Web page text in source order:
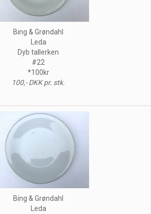
Bing & Grøndahl
Leda
Dyb tallerken
#22
*100kr
100,- DKK pr. stk.
Bing & Grøndahl
Leda